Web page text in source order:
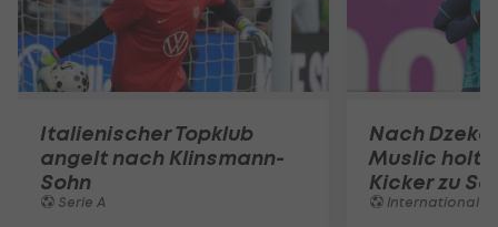
Italienischer Topklub
angelt nach Klinsmann-
Sohn
Serie A
Nach
Muslic holt
Kicker zu
International